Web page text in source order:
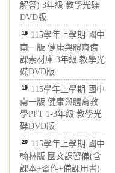
解答) 3年級 教學光碟
DVD版
18 115學年上學期 國中
南一版 健康與體育備
課素材庫 3年級 教學光
碟DVD版
19 115學年上學期 國中
南一版 健康與體育教
學PPT 1-3年級 教學光
碟DVD版
20 115學年上學期 國中
翰林版 國文課習備(含
課本+習作+備課用書)